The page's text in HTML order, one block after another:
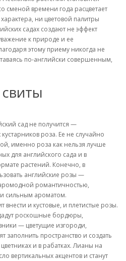
сменой времени года расцветает
ни цветовой палитры
садах создают не эффект
к природе и ее
этому приему никогда не
по-английски совершенным,
сад не получится —
роза. Ее не случайно
именно роза как нельзя лучше
для английского сада и в
растений. Конечно, в
английские розы —
романтичностью,
сильным ароматом.
внести и кустовые, и плетистые розы.
роскошные бордюры,
— цветущие изгороди,
заполнить пространство и создать
и в рабатках. Лианы на
вертикальных акцентов и станут